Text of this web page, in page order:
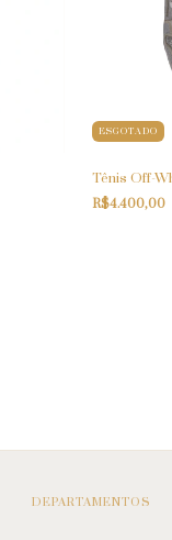
ESGOTADO
Tênis Off-
R$4.400,00
DEPARTAMENTOS